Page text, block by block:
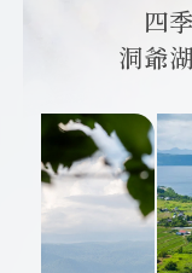
四
洞爺